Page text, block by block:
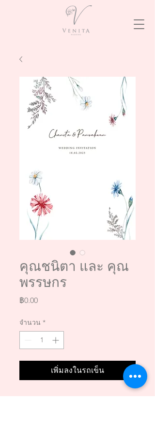
คุณชนิตา และ คุณ
พรรษกร
฿0.00ราคา
จำนวน *
เพิ่มลงในรถเข็น